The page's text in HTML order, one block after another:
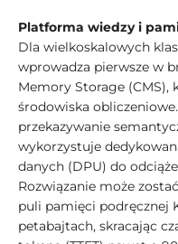
Platforma wiedzy i
Dla wielkoskalowych
wprowadza pierwsze w
Memory Storage (CMS),
środowiska
przekazywanie
wykorzystuje
danych (DPU) do
Rozwiązanie może
puli pamięci podręcznej
petabajtach, skracając